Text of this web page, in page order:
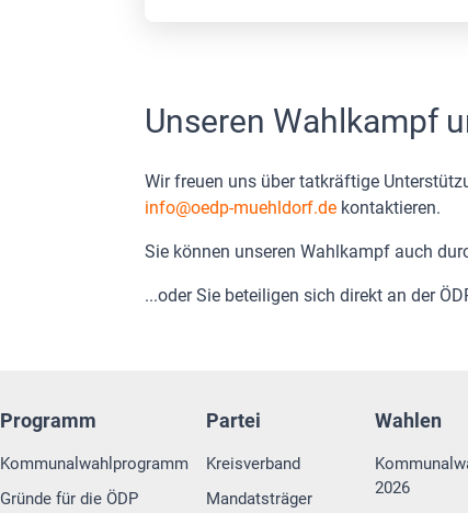
Unseren Wahlkampf
Wir freuen uns über tatkräftige
info
oedp-muehldorf.dekontaktieren.
Sie können unseren Wahlkampf auch
...oder Sie beteiligen sich direkt an der
Programm
Kommunalwahlprogramm
Gründe für die ÖDP
Partei
Kreisverband
Mandatsträger
Wahlen
2026